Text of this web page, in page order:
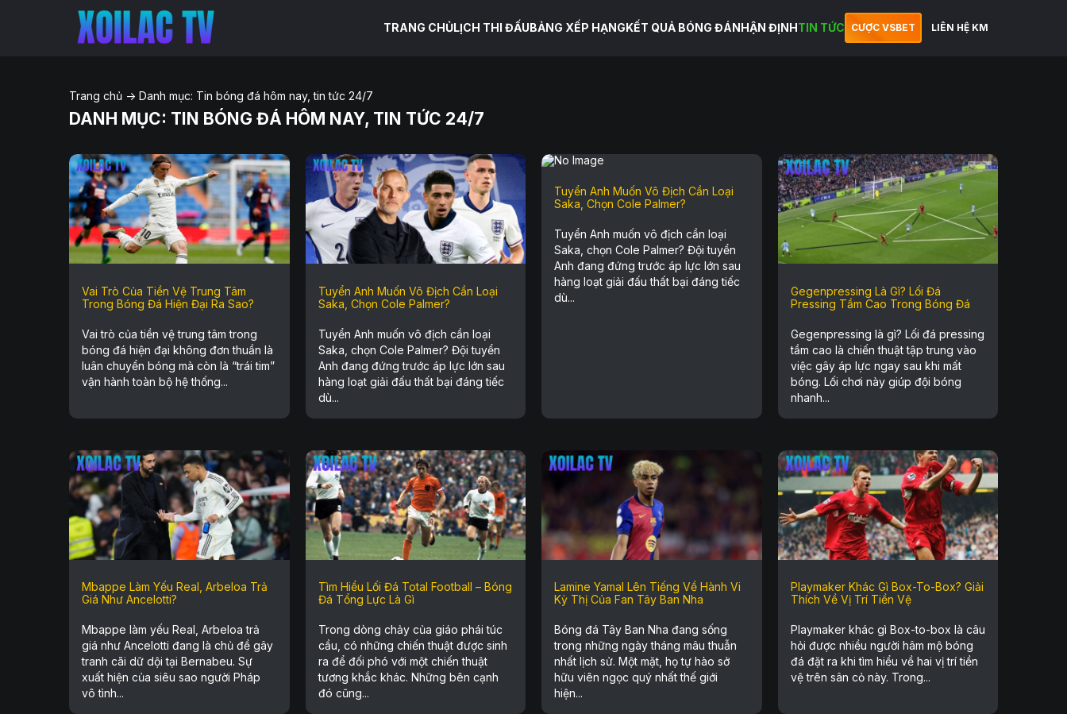
TRANG CHỦLỊCH THI ĐẤU BẢNG XẾP HẠNG KẾT QUẢ BÓNG ĐÁ NHẬN ĐỊNH TIN TỨC CƯỢC VSBET LIÊN HỆ KM
Trang chủ -> Danh mục: Tin bóng đá hôm nay, tin tức 24/7
DANH MỤC: TIN BÓNG ĐÁ HÔM NAY, TIN TỨC 24/7
Vai Trò Của Tiền Vệ Trung Tâm
Trong Bóng Đá Hiện Đại Ra Sao?
Vai trò của tiền vệ trung tâm trong
bóng đá hiện đại không đơn thuần là
luân chuyển bóng mà còn là “trái tim”
vận hành toàn bộ hệ thống...
Tuyển Anh Muốn Vô Địch Cần Loại
Saka, Chọn Cole Palmer?
Tuyển Anh muốn vô địch cần loại
Saka, chọn Cole Palmer? Đội tuyển
Anh đang đứng trước áp lực lớn sau
hàng loạt giải đấu thất bại đáng tiếc
dù...
Tuyển Anh Muốn Vô Địch Cần Loại
Saka, Chọn Cole Palmer?
Tuyển Anh muốn vô địch cần loại
Saka, chọn Cole Palmer? Đội tuyển
Anh đang đứng trước áp lực lớn sau
hàng loạt giải đấu thất bại đáng tiếc
dù...
Gegenpressing Là Gì? Lối Đá
Pressing Tầm Cao Trong Bóng Đá
Gegenpressing là gì? Lối đá pressing
tầm cao là chiến thuật tập trung vào
việc gây áp lực ngay sau khi mất
bóng. Lối chơi này giúp đội bóng
nhanh...
Mbappe Làm Yếu Real, Arbeloa Trả
Giá Như Ancelotti?
Mbappe làm yếu Real, Arbeloa trả
giá như Ancelotti đang là chủ đề gây
tranh cãi dữ dội tại Bernabeu. Sự
xuất hiện của siêu sao người Pháp
vô tình...
Tìm Hiểu Lối Đá Total Football – Bóng
Đá Tổng Lực Là Gì
Trong dòng chảy của giáo phái túc
cầu, có những chiến thuật được sinh
ra để đối phó với một chiến thuật
tương khắc khác. Những bên cạnh
đó cũng...
Lamine Yamal Lên Tiếng Về Hành Vi
Kỳ Thị Của Fan Tây Ban Nha
Bóng đá Tây Ban Nha đang sống
trong những ngày tháng mâu thuẫn
nhất lịch sử. Một mặt, họ tự hào sở
hữu viên ngọc quý nhất thế giới
hiện...
Playmaker Khác Gì Box-To-Box? Giải
Thích Về Vị Trí Tiền Vệ
Playmaker khác gì Box-to-box là câu
hỏi được nhiều người hâm mộ bóng
đá đặt ra khi tìm hiểu về hai vị trí tiền
vệ trên sân cỏ này. Trong...